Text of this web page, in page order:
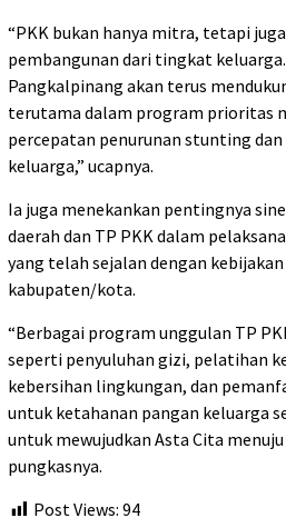
“PKK bukan hanya mitra, tetapi
pembangunan dari tingkat
Pangkalpinang akan terus
terutama dalam program prioritas
percepatan penurunan stunting
keluarga,” ucapnya.
Ia juga menekankan pentingnya
daerah dan TP PKK dalam
yang telah sejalan dengan
kabupaten/kota.
“Berbagai program unggulan TP
seperti penyuluhan gizi, pelatihan
kebersihan lingkungan, dan
untuk ketahanan pangan keluarga
untuk mewujudkan Asta Cita menuju
pungkasnya.
Post Views: 94